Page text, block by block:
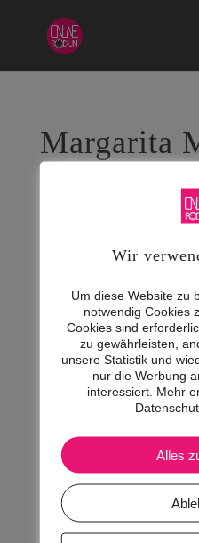
Margarita
Wir
Um diese Website zu
notwendig Cookies
Cookies sind
zu gewährleisten,
unsere Statistik und
nur die Werbung
interessiert. Mehr
Alles